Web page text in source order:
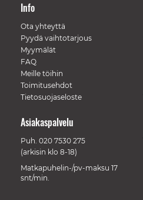
Info
Ota yhteyttä
Pyydä vaihtotarjous
Myymälät
FAQ
Meille töihin
Toimitusehdot
Tietosuojaseloste
Asiakaspalvelu
Puh. 020 7530 275
(arkisin klo 8-18)
Matkapuhelin-/pv-maksu 17
snt/min.